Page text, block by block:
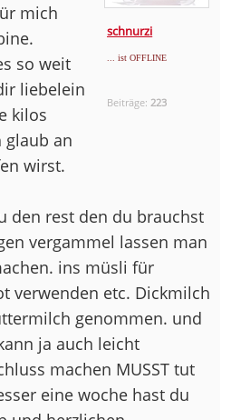
schnurzi
... ist OFFLINE
Beiträge: 223
mich
so weit
liebelein
kilos
glaub an
wirst.
den rest den du brauchst
vergammel lassen man
ins müsli für
verwenden etc. Dickmilch
genommen. und
ja auch leicht
machen MUSST tut
eine woche hast du